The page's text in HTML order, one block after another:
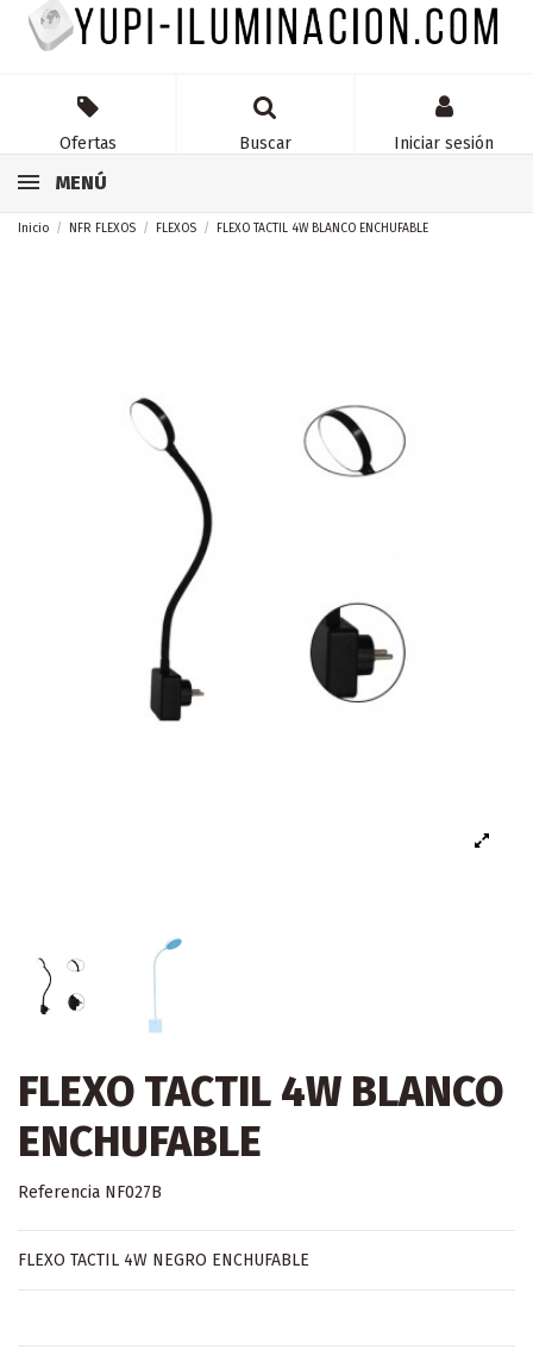
Ofertas Buscar Iniciar sesión
MENÚ
Inicio NFR FLEXOS FLEXOS FLEXO TACTIL 4W BLANCO ENCHUFABLE
FLEXO TACTIL 4W BLANCO
ENCHUFABLE
Referencia NF027B
FLEXO TACTIL 4W NEGRO ENCHUFABLE